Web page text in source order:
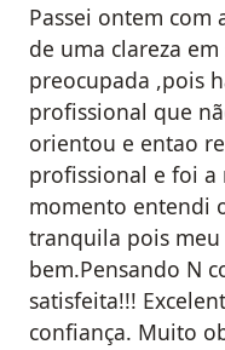
Passei ontem com
de uma clareza
preocupada ,pois
profissional que
orientou e entao
profissional e foi a
momento entendi
tranquila pois
bem.Pensando N
satisfeita!!!
confiança. Muito